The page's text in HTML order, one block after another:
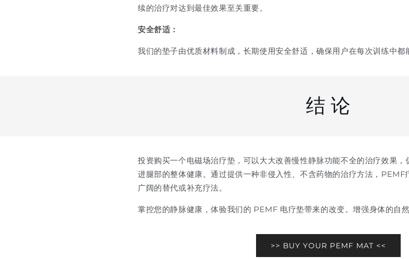
续的治疗对达到最佳效果至关重要。
安全舒适：
我们的垫子由优质材料制成，长期使用安全舒适，确保用户在每次训练中都
结 论
投资购买一个电磁场治疗垫，可以大大改善慢性静脉功能不全的治疗效果，
进腿部的整体健康。通过提供一种非侵入性、不含药物的治疗方法，PEMF
广阔的替代或补充疗法。
掌控您的静脉健康，体验我们的 PEMF 电疗垫带来的改变。增强身体的自
>> BUY YOUR PEMF MAT <<